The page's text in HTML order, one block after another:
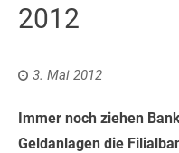
2012
3. Mai 2012
Immer noch ziehen
Geldanlagen die